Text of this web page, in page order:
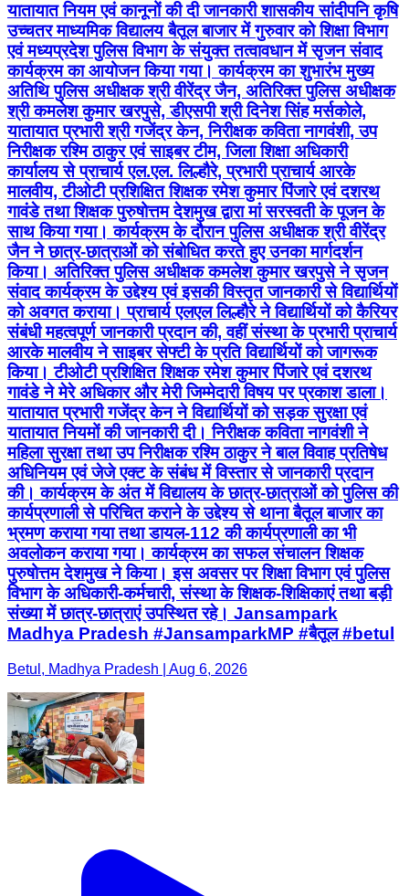
यातायात नियम एवं कानूनों की दी जानकारी शासकीय सांदीपनि कृषि
उच्चतर माध्यमिक विद्यालय बैतूल बाजार में गुरुवार को शिक्षा विभाग
एवं मध्यप्रदेश पुलिस विभाग के संयुक्त तत्वावधान में सृजन संवाद
कार्यक्रम का आयोजन किया गया। कार्यक्रम का शुभारंभ मुख्य
अतिथि पुलिस अधीक्षक श्री वीरेंद्र जैन, अतिरिक्त पुलिस अधीक्षक
श्री कमलेश कुमार खरपुसे, डीएसपी श्री दिनेश सिंह मर्सकोले,
यातायात प्रभारी श्री गजेंद्र केन, निरीक्षक कविता नागवंशी, उप
निरीक्षक रश्मि ठाकुर एवं साइबर टीम, जिला शिक्षा अधिकारी
कार्यालय से प्राचार्य एल.एल. लिल्हौरे, प्रभारी प्राचार्य आरके
मालवीय, टीओटी प्रशिक्षित शिक्षक रमेश कुमार पिंजारे एवं दशरथ
गावंडे तथा शिक्षक पुरुषोत्तम देशमुख द्वारा मां सरस्वती के पूजन के
साथ किया गया। कार्यक्रम के दौरान पुलिस अधीक्षक श्री वीरेंद्र
जैन ने छात्र-छात्राओं को संबोधित करते हुए उनका मार्गदर्शन
किया। अतिरिक्त पुलिस अधीक्षक कमलेश कुमार खरपुसे ने सृजन
संवाद कार्यक्रम के उद्देश्य एवं इसकी विस्तृत जानकारी से विद्यार्थियों
को अवगत कराया। प्राचार्य एलएल लिल्हौरे ने विद्यार्थियों को कैरियर
संबंधी महत्वपूर्ण जानकारी प्रदान की, वहीं संस्था के प्रभारी प्राचार्य
आरके मालवीय ने साइबर सेफ्टी के प्रति विद्यार्थियों को जागरूक
किया। टीओटी प्रशिक्षित शिक्षक रमेश कुमार पिंजारे एवं दशरथ
गावंडे ने मेरे अधिकार और मेरी जिम्मेदारी विषय पर प्रकाश डाला।
यातायात प्रभारी गजेंद्र केन ने विद्यार्थियों को सड़क सुरक्षा एवं
यातायात नियमों की जानकारी दी। निरीक्षक कविता नागवंशी ने
महिला सुरक्षा तथा उप निरीक्षक रश्मि ठाकुर ने बाल विवाह प्रतिषेध
अधिनियम एवं जेजे एक्ट के संबंध में विस्तार से जानकारी प्रदान
की। कार्यक्रम के अंत में विद्यालय के छात्र-छात्राओं को पुलिस की
कार्यप्रणाली से परिचित कराने के उद्देश्य से थाना बैतूल बाजार का
भ्रमण कराया गया तथा डायल-112 की कार्यप्रणाली का भी
अवलोकन कराया गया। कार्यक्रम का सफल संचालन शिक्षक
पुरुषोत्तम देशमुख ने किया। इस अवसर पर शिक्षा विभाग एवं पुलिस
विभाग के अधिकारी-कर्मचारी, संस्था के शिक्षक-शिक्षिकाएं तथा बड़ी
संख्या में छात्र-छात्राएं उपस्थित रहे। Jansampark
Madhya Pradesh #JansamparkMP #बैतूल #betul
Betul, Madhya Pradesh | Aug 6, 2026